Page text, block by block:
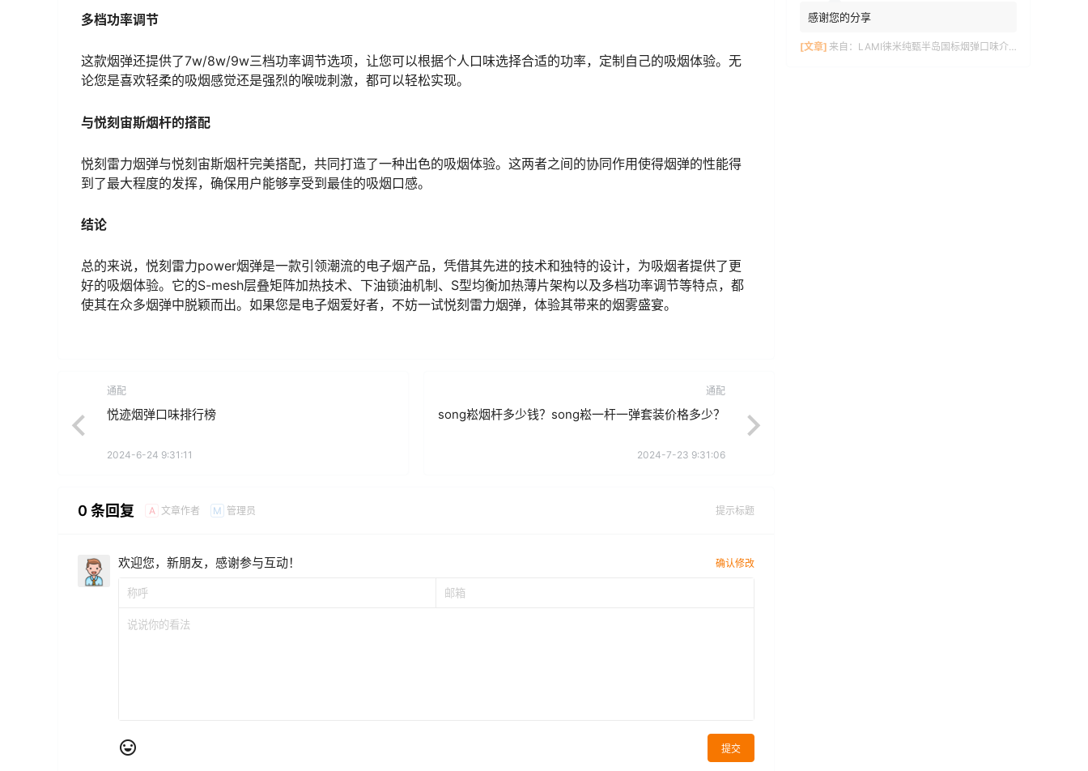
多档功率调节
这款烟弹还提供了7w/8w/9w三档功率调节选项，让您可以根据个人口味选择合适的功率，定制自己的吸烟体验。无
论您是喜欢轻柔的吸烟感觉还是强烈的喉咙刺激，都可以轻松实现。
与悦刻宙斯烟杆的搭配
悦刻雷力烟弹与悦刻宙斯烟杆完美搭配，共同打造了一种出色的吸烟体验。这两者之间的协同作用使得烟弹的性能得
到了最大程度的发挥，确保用户能够享受到最佳的吸烟口感。
结论
总的来说，悦刻雷力power烟弹是一款引领潮流的电子烟产品，凭借其先进的技术和独特的设计，为吸烟者提供了更
好的吸烟体验。它的S-mesh层叠矩阵加热技术、下油锁油机制、S型均衡加热薄片架构以及多档功率调节等特点，都
使其在众多烟弹中脱颖而出。如果您是电子烟爱好者，不妨一试悦刻雷力烟弹，体验其带来的烟雾盛宴。
通配
悦迹烟弹口味排行榜
2024-6-24 9:31:11
通配
song崧烟杆多少钱？song崧一杆一弹套装价格多少？
2024-7-23 9:31:06
0 条回复 A 文章作者 M 管理员 提示标题
欢迎您，新朋友，感谢参与互动！ 确认修改
提交
感谢您的分享
[文章] 来自： LAMI徕米纯甄半岛国标烟弹口味介绍